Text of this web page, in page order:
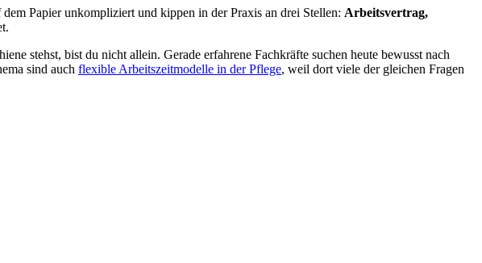
Papier unkompliziert und kippen in der Praxis an drei Stellen: Arbeitsvertrag,
stehst, bist du nicht allein. Gerade erfahrene Fachkräfte suchen heute bewusst nach
sind auch flexible Arbeitszeitmodelle in der Pflege, weil dort viele der gleichen Fragen